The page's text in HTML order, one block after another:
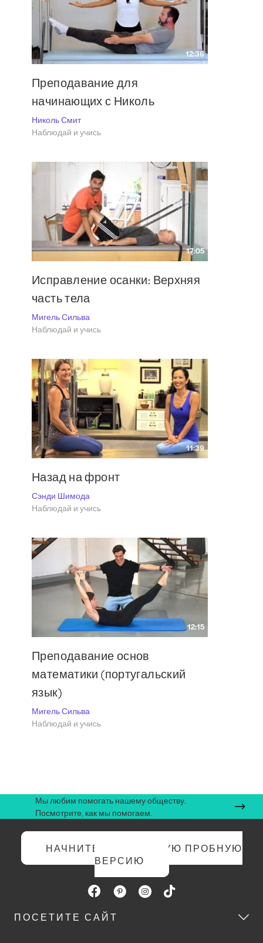
12:36
Преподавание для
начинающих с Николь
Николь Смит
Наблюдай и учись
17:05
Исправление осанки: Верхняя
часть тела
Мигель Сильва
Наблюдай и учись
11:39
Назад на фронт
Сэнди Шимода
Наблюдай и учись
12:15
Преподавание основ
математики (португальский
язык)
Мигель Сильва
Наблюдай и учись
Мы любим помогать нашему обществу.
Посмотрите, как мы помогаем.
НАЧНИТЕ БЕСПЛАТНУЮ ПРОБНУЮ
ВЕРСИЮ
ПОСЕТИТЕ САЙТ